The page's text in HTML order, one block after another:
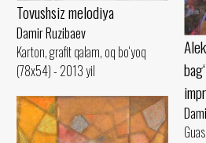
Tovushsiz melodiya
Damir Ruzibaev
Karton, grafit qalam, oq bo‘yoq
(78x54) - 2013 yil